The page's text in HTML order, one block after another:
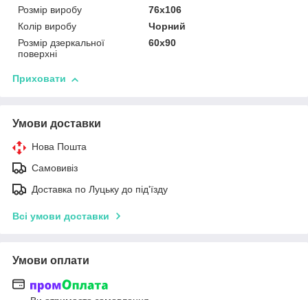
Розмір виробу
76х106
Колір виробу
Чорний
Розмір дзеркальної
поверхні
60х90
Приховати
Умови доставки
Нова Пошта
Самовивіз
Доставка по Луцьку до під'їзду
Всі умови доставки
Умови оплати